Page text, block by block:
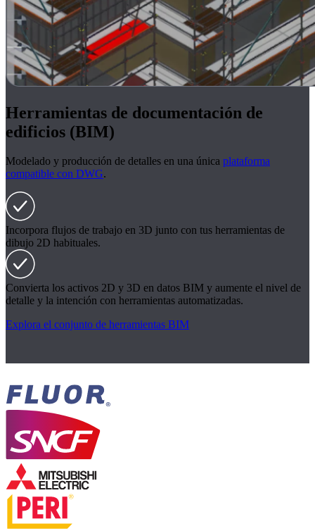
Herramientas de documentación de
edificios (BIM)
Modelado y producción de detalles en una única plataforma
compatible con DWG.
Incorpora flujos de trabajo en 3D junto con tus herramientas de
dibujo 2D habituales.
Convierta los activos 2D y 3D en datos BIM y aumente el nivel de
detalle y la intención con herramientas automatizadas.
Explora el conjunto de herramientas BIM